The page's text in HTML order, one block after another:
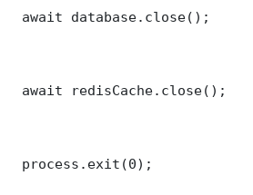
await database.close();
await redisCache.close();
process.exit(0);